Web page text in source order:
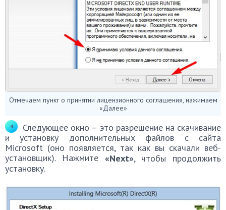
Отмечаем пункт о принятии лицензионного соглашения, нажимаем
«Далее»
Следующее окно – это разрешение на скачивание
и установку дополнительных файлов с сайта
Microsoft (оно появляется, так как вы скачали веб-
установщик). Нажмите «Next», чтобы продолжить
установку.